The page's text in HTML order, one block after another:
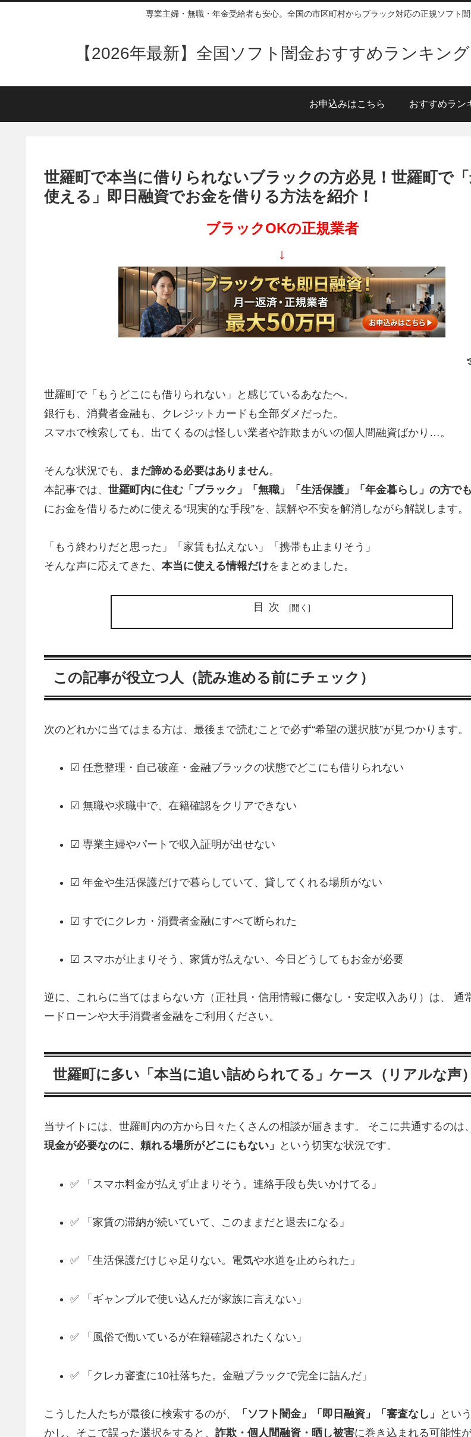
専業主婦・無職・年金受給者も安心。全国の市区町村からブラック対応の正規ソフト
【2026年最新】全国ソフト闇金おすすめランキン
お申込みはこちら おすすめラン
世羅町で本当に借りられないブラックの方必見！世羅町で
使える」即日融資でお金を借りる方法を紹介！
ブラックOKの正規業者
↓
世羅町で「もうどこにも借りられない」と感じているあなたへ。
銀行も、消費者金融も、クレジットカードも全部ダメだった。
スマホで検索しても、出てくるのは怪しい業者や詐欺まがいの個人間融資ばかり…。
そんな状況でも、 まだ諦める必要はありません。
本記事では、 世羅町内に住む「ブラック」「無職」「生活保護」「年金暮らし」の方でも
にお金を借りるために使える“現実的な手段”を、誤解や不安を解消しながら解説します。
「もう終わりだと思った」「家賃も払えない」「携帯も止まりそう」
そんな声に応えてきた、 本当に使える情報だけをまとめました。
目次
この記事が役立つ人（読み進める前にチェック）
次のどれかに当てはまる方は、最後まで読むことで必ず“希望の選択肢”が見つかります。
☑ 任意整理・自己破産・金融ブラックの状態でどこにも借りられない
☑ 無職や求職中で、在籍確認をクリアできない
☑ 専業主婦やパートで収入証明が出せない
☑ 年金や生活保護だけで暮らしていて、貸してくれる場所がない
☑ すでにクレカ・消費者金融にすべて断られた
☑ スマホが止まりそう、家賃が払えない、今日どうしてもお金が必要
逆に、これらに当てはまらない方（正社員・信用情報に傷なし・安定収入あり）は、 通
ードローンや大手消費者金融をご利用ください。
世羅町に多い「本当に追い詰められてる」ケース（リアルな声）
当サイトには、世羅町内の方から日々たくさんの相談が届きます。 そこに共通するのは、
現金が必要なのに、頼れる場所がどこにもない」
という切実な状況です。
✅ 「スマホ料金が払えず止まりそう。連絡手段も失いかけてる」
✅ 「家賃の滞納が続いていて、このままだと退去になる」
✅ 「生活保護だけじゃ足りない。電気や水道を止められた」
✅ 「ギャンブルで使い込んだが家族に言えない」
✅ 「風俗で働いているが在籍確認されたくない」
✅ 「クレカ審査に10社落ちた。金融ブラックで完全に詰んだ」
こうした人たちが最後に検索するのが、 「ソフト闇金」「即日融資」「審査なし」
とい
かし、そこで誤った選択をすると、 詐欺・個人間融資・晒し被害に巻き込まれる可能性